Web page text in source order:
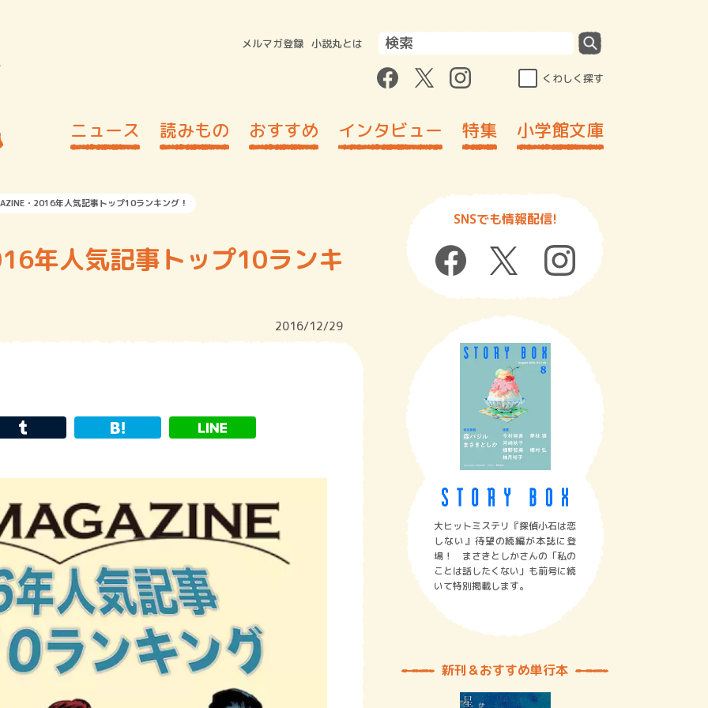
メルマガ登録 小説丸とは
くわしく探す
ニュース 読みもの おすすめ インタビュー 特集 小学館文庫
・2016年人気記事トップ10ランキング！
年人気記事トップ10ランキ
2016/12/29
SNSでも情報配信!
大ヒットミステリ『探偵小石は恋
しない』待望の続編が本誌に登
場！ まさきとしかさんの「私の
ことは話したくない」も前号に続
いて特別掲載します。
新刊＆おすすめ単行本